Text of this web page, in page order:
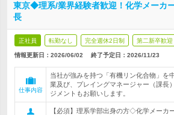
東京◆理系/業界経験者歓迎！化学メーカ
長
正社員 転勤なし 完全週休2日制 第二新卒歓迎
情報更新日：2026/06/02 終了予定日： 2026/11/23
仕事内容
当社が強みを持つ「有機リン化合物」を
業及び、プレイングマネージャー（課長
ジメントもお願いします。
【必須】理系学部出身の方◇化学メーカ